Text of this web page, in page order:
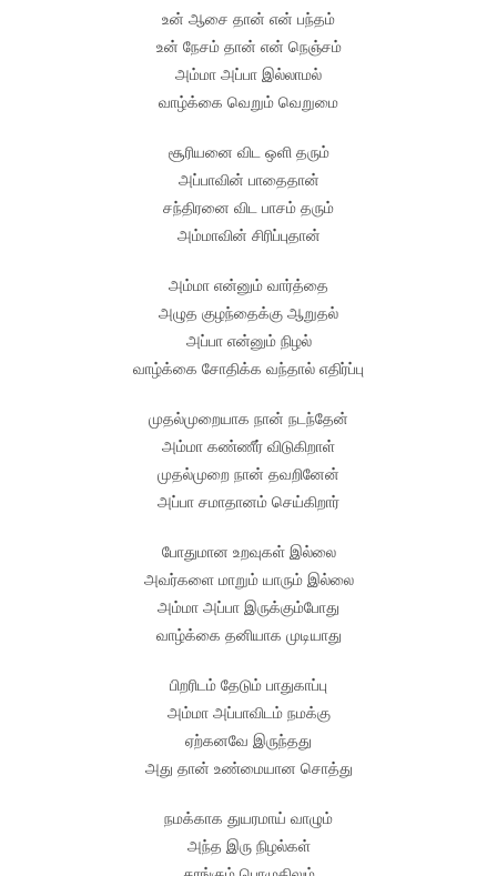
உன் ஆசை தான் என் பந்தம்
உன் நேசம் தான் என் நெஞ்சம்
அம்மா அப்பா இல்லாமல்
வாழ்க்கை வெறும் வெறுமை
சூரியனை விட ஒளி தரும்
அப்பாவின் பாதைதான்
சந்திரனை விட பாசம் தரும்
அம்மாவின் சிரிப்புதான்
அம்மா என்னும் வார்த்தை
அழுத குழந்தைக்கு ஆறுதல்
அப்பா என்னும் நிழல்
வாழ்க்கை சோதிக்க வந்தால் எதிர்ப்பு
முதல்முறையாக நான் நடந்தேன்
அம்மா கண்ணீர் விடுகிறாள்
முதல்முறை நான் தவறினேன்
அப்பா சமாதானம் செய்கிறார்
போதுமான உறவுகள் இல்லை
அவர்களை மாறும் யாரும் இல்லை
அம்மா அப்பா இருக்கும்போது
வாழ்க்கை தனியாக முடியாது
பிறரிடம் தேடும் பாதுகாப்பு
அம்மா அப்பாவிடம் நமக்கு
ஏற்கனவே இருந்தது
அது தான் உண்மையான சொத்து
நமக்காக துயரமாய் வாழும்
அந்த இரு நிழல்கள்